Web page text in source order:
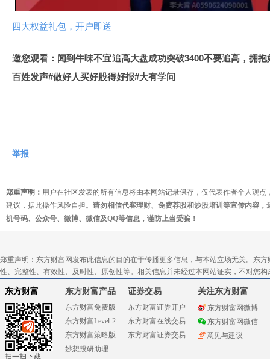
四大权益礼包，开户即送
邀您观看：闻到牛味不宜追高大盘成功突破3400不要追高，拥
百姓发声#做好人买好股得好报#大有学问
举报
郑重声明： 用户在社区发表的所有信息将由本网站记录保存，仅代表作者个人观
建议，据此操作风险自担。 请勿相信代客理财、免费荐股和炒股培训等宣传内容
机号码、公众号、微博、微信及QQ等信息，谨防上当受骗！
郑重声明：东方财富网发布此信息的目的在于传播更多信息，与本站立场无关。东
性、完整性、有效性、及时性、原创性等。相关信息并未经过本网站证实，不对您
东方财富
扫一扫下载
东方财富产品
东方财富免费版
东方财富Level-2
东方财富策略版
妙想投研助理
证券交易
东方财富证券开户
东方财富在线交易
东方财富证券交易
关注东方财富
东方财富网微博
东方财富网微信
意见与建议